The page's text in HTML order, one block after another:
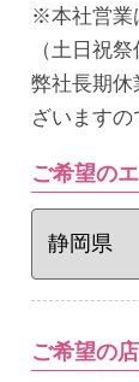
※本社営業
（土日祝祭
弊社長期休
ざいますの
ご希望の
ご希望の